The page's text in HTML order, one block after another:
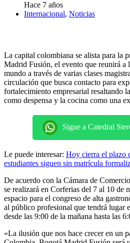
Hace 7 años
Internacional, Noticias
La capital colombiana se alista para la
Madrid Fusión, el evento que reunirá a
mundo a través de varias clases
circulación que busca contacto para
fortalecimiento empresarial resaltando
como despensa y la cocina como una
Sigue a Catedral
Le puede interesar: Hoy cierra el plazo
estudiantes siguen sin matrícula
De acuerdo con la Cámara de
se realizará en Corferias del 7 al 10 de
espacio para el congreso de alta
al público profesional que tendrá lugar
desde las 9:00 de la mañana hasta las
«La ilusión que nos hace crecer en un